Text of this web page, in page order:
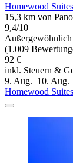
Homewood
15,3 km von
9,4/10
Außergewöhnlich
(1.009
92 €
inkl. Steuern &
9. Aug.–10. Aug.
Homewood